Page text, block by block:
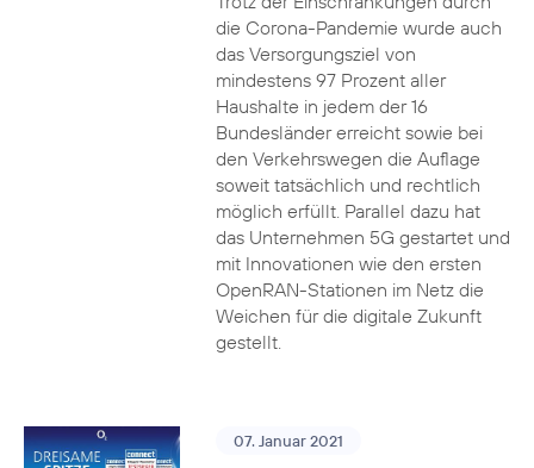
die Corona-Pandemie wurde auch
das Versorgungsziel von
mindestens 97 Prozent aller
Haushalte in jedem der 16
Bundesländer erreicht sowie bei
den Verkehrswegen die Auflage
soweit tatsächlich und rechtlich
möglich erfüllt. Parallel dazu hat
das Unternehmen 5G gestartet und
mit Innovationen wie den ersten
OpenRAN-Stationen im Netz die
Weichen für die digitale Zukunft
gestellt.
07. Januar 2021